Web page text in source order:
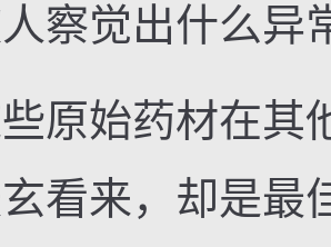
察觉出什么异
始药材在其
看来，却是最